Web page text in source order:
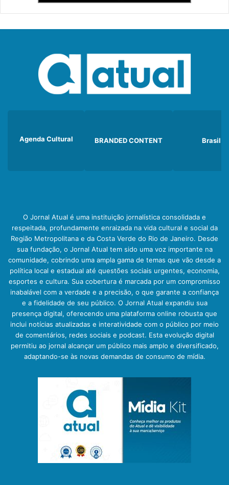
Agenda Cultural BRANDED CONTENT Brasil
O Jornal Atual é uma instituição jornalística consolidada e
respeitada, profundamente enraizada na vida cultural e social da
Região Metropolitana e da Costa Verde do Rio de Janeiro. Desde
sua fundação, o Jornal Atual tem sido uma voz importante na
comunidade, cobrindo uma ampla gama de temas que vão desde a
política local e estadual até questões sociais urgentes, economia,
esportes e cultura. Sua cobertura é marcada por um compromisso
inabalável com a verdade e a precisão, o que garante a confiança
e a fidelidade de seu público. O Jornal Atual expandiu sua
presença digital, oferecendo uma plataforma online robusta que
inclui notícias atualizadas e interatividade com o público por meio
de comentários, redes sociais e podcast. Esta evolução digital
permitiu ao jornal alcançar um público mais amplo e diversificado,
adaptando-se às novas demandas de consumo de mídia.